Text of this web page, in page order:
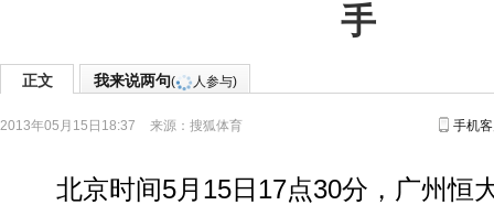
手
正文 我来说两句( 人参与)
2013年05月15日18:37 来源： 搜狐体育 手机
北京时间5月15日17点30分，广州恒